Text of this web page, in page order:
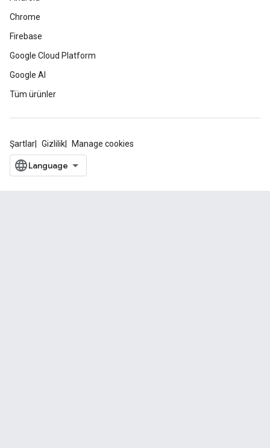
Chrome
Firebase
Google Cloud Platform
Google AI
Tüm ürünler
Şartlar Gizlilik Manage cookies